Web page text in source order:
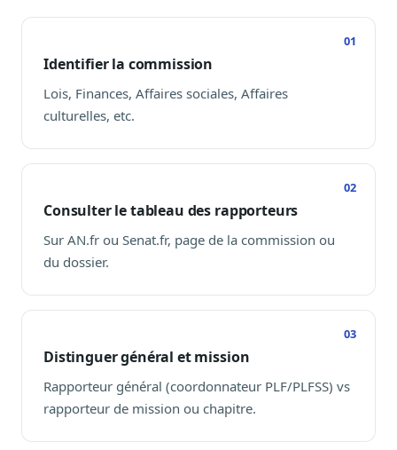
Parlementaires
Journalistes
Chercheurs
Six cas pour gagner du temps
Consultants seniors, plateforme Legiwatch incluse
Guides pratiques
17 guides sur le Parlement, la procédure, le plaidoyer
Identifier la commission
Lois, Finances, Affaires sociales, Affaires
culturelles, etc.
Consulter le tableau des rapporteurs
Sur AN.fr ou Senat.fr, page de la commission ou
du dossier.
Distinguer général et mission
Rapporteur général (coordonnateur PLF/PLFSS) vs
rapporteur de mission ou chapitre.